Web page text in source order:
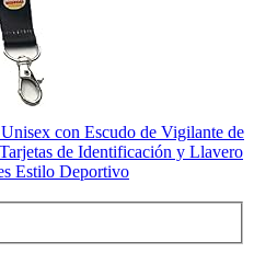
con Escudo de Vigilante de
de Identificación y Llavero
Estilo Deportivo